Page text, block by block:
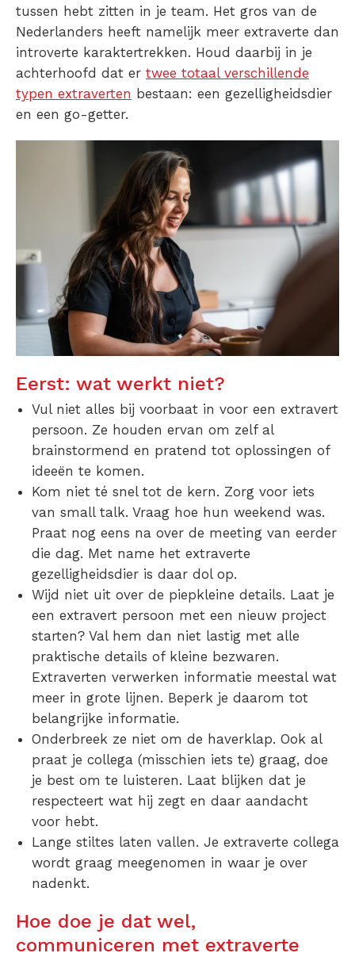
tussen hebt zitten in je team. Het gros van de
Nederlanders heeft namelijk meer extraverte dan
introverte karaktertrekken. Houd daarbij in je
achterhoofd dat er twee totaal verschillende
typen extraverten bestaan: een gezelligheidsdier
en een go-getter.
Eerst: wat werkt niet?
Vul niet alles bij voorbaat in voor een extravert
persoon. Ze houden ervan om zelf al
brainstormend en pratend tot oplossingen of
ideeën te komen.
Kom niet té snel tot de kern. Zorg voor iets
van small talk. Vraag hoe hun weekend was.
Praat nog eens na over de meeting van eerder
die dag. Met name het extraverte
gezelligheidsdier is daar dol op.
Wijd niet uit over de piepkleine details. Laat je
een extravert persoon met een nieuw project
starten? Val hem dan niet lastig met alle
praktische details of kleine bezwaren.
Extraverten verwerken informatie meestal wat
meer in grote lijnen. Beperk je daarom tot
belangrijke informatie.
Onderbreek ze niet om de haverklap. Ook al
praat je collega (misschien iets te) graag, doe
je best om te luisteren. Laat blijken dat je
respecteert wat hij zegt en daar aandacht
voor hebt.
Lange stiltes laten vallen. Je extraverte collega
wordt graag meegenomen in waar je over
nadenkt.
Hoe doe je dat wel,
communiceren met extraverte